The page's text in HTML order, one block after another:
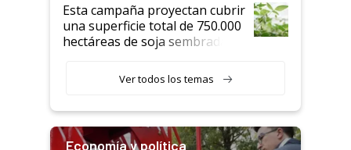
Esta campaña proyectan cubrir
una superficie total de 750.000
hectáreas de soja sembradas
variedades que marcan un
salto tecnológico en genética y
Ver todos los temas
Economía y política